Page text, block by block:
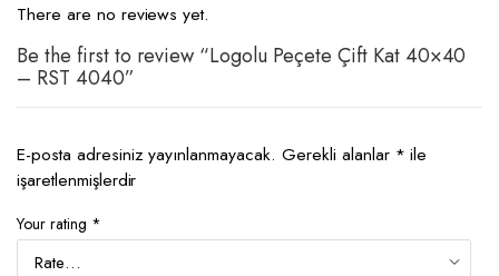
There are no reviews yet.
Be the first to review “Logolu Peçete Çift Kat 40×40
– RST 4040”
E-posta adresiniz yayınlanmayacak. Gerekli alanlar * ile
işaretlenmişlerdir
Your rating *